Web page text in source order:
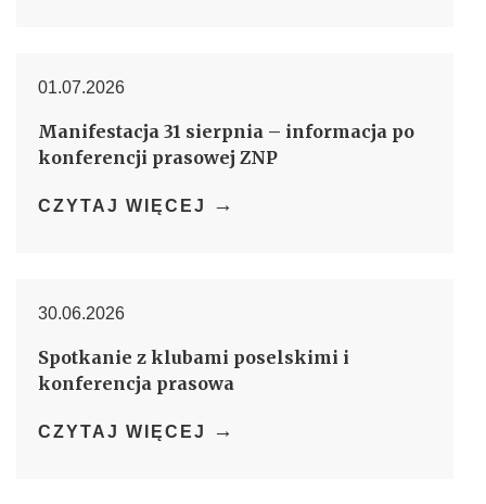
01.07.2026
Manifestacja 31 sierpnia – informacja po
konferencji prasowej ZNP
CZYTAJ WIĘCEJ →
30.06.2026
Spotkanie z klubami poselskimi i
konferencja prasowa
CZYTAJ WIĘCEJ →